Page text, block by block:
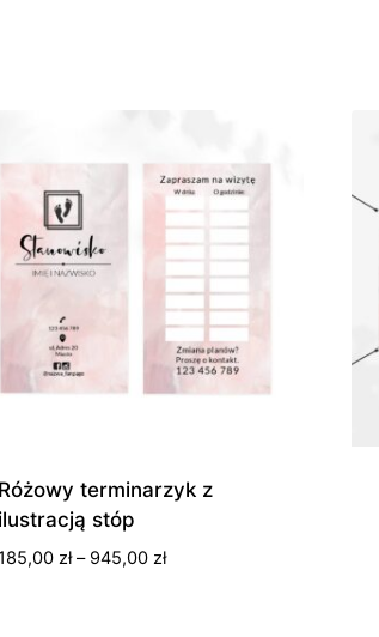
Różowy terminarzyk z
ilustracją stóp
zł – 945,00 złZakres